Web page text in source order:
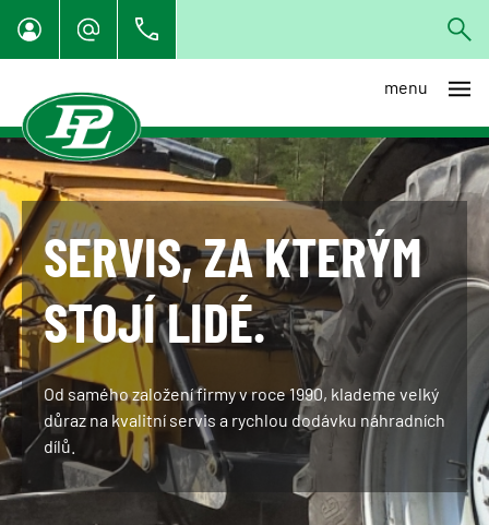
menu
SERVIS, ZA KTERÝM
STOJÍ LIDÉ.
Od samého založení firmy v roce 1990, klademe velký
důraz na kvalitní servis a rychlou dodávku náhradních
dílů.